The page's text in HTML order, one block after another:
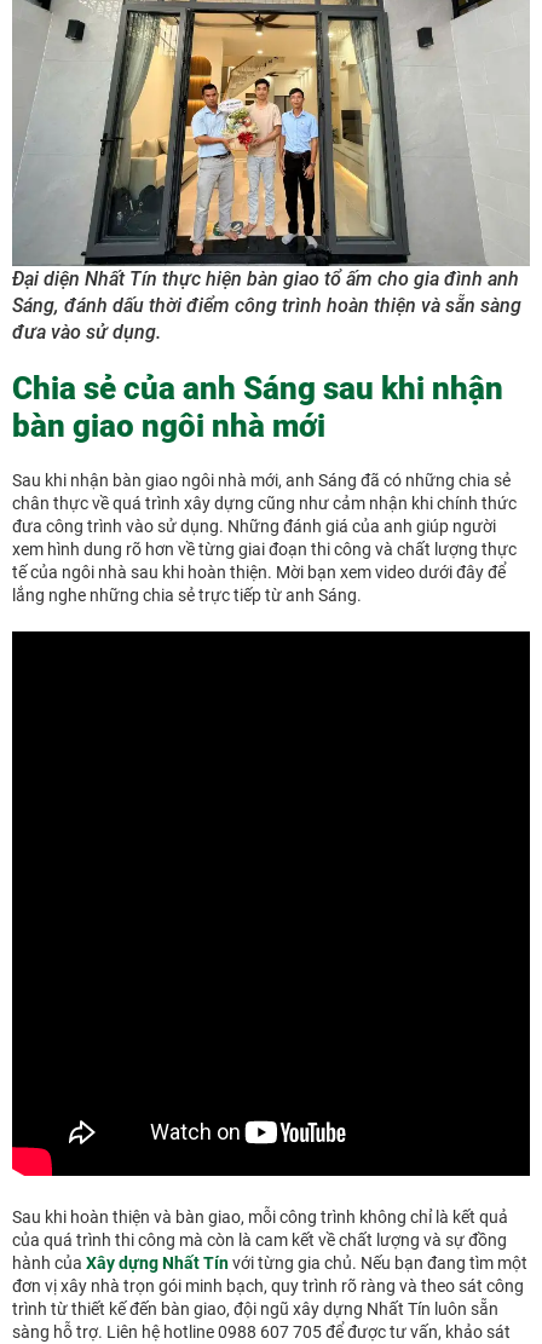
Đại diện Nhất Tín thực hiện bàn giao tổ ấm cho gia đình anh
Sáng, đánh dấu thời điểm công trình hoàn thiện và sẵn sàng
đưa vào sử dụng.
Chia sẻ của anh Sáng sau khi nhận
bàn giao ngôi nhà mới
Sau khi nhận bàn giao ngôi nhà mới, anh Sáng đã có những chia sẻ
chân thực về quá trình xây dựng cũng như cảm nhận khi chính thức
đưa công trình vào sử dụng. Những đánh giá của anh giúp người
xem hình dung rõ hơn về từng giai đoạn thi công và chất lượng thực
tế của ngôi nhà sau khi hoàn thiện. Mời bạn xem video dưới đây để
lắng nghe những chia sẻ trực tiếp từ anh Sáng.
Sau khi hoàn thiện và bàn giao, mỗi công trình không chỉ là kết quả
của quá trình thi công mà còn là cam kết về chất lượng và sự đồng
hành của Xây dựng Nhất Tínvới từng gia chủ. Nếu bạn đang tìm một
đơn vị xây nhà trọn gói minh bạch, quy trình rõ ràng và theo sát công
trình từ thiết kế đến bàn giao, đội ngũ xây dựng Nhất Tín luôn sẵn
sàng hỗ trợ. Liên hệ hotline 0988 607 705 để được tư vấn, khảo sát